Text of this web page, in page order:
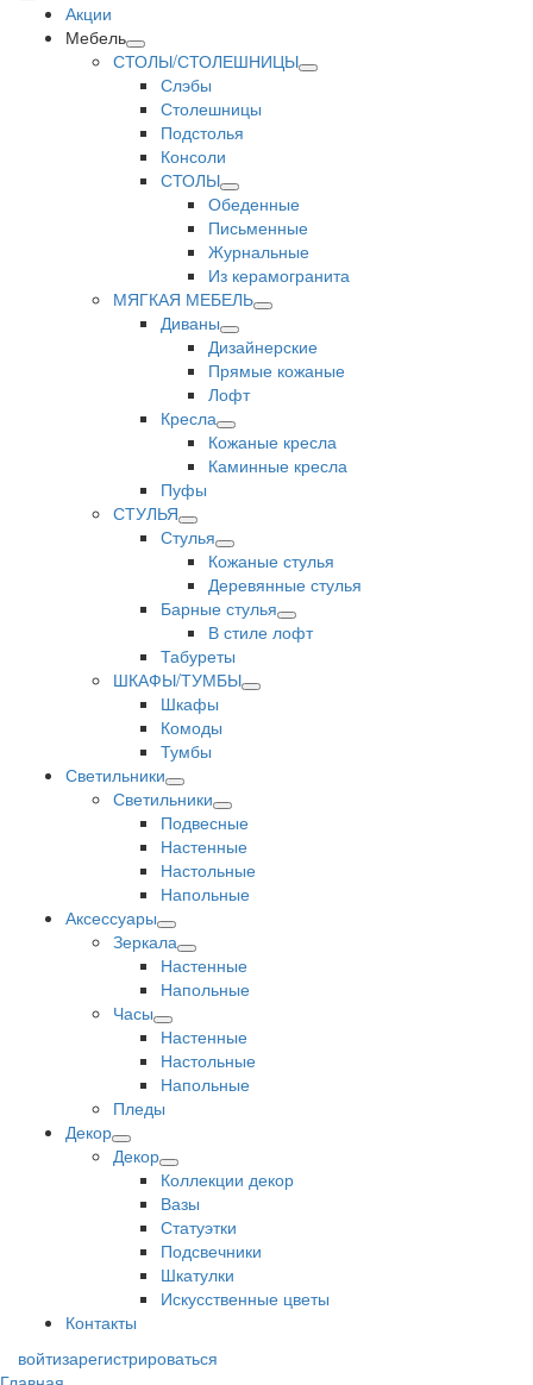
Акции
Мебель
СТОЛЫ/СТОЛЕШНИЦЫ
Слэбы
Столешницы
Подстолья
Консоли
СТОЛЫ
Обеденные
Письменные
Журнальные
Из керамогранита
МЯГКАЯ МЕБЕЛЬ
Диваны
Дизайнерские
Прямые кожаные
Лофт
Кресла
Кожаные кресла
Каминные кресла
Пуфы
СТУЛЬЯ
Стулья
Кожаные стулья
Деревянные стулья
Барные стулья
В стиле лофт
Табуреты
ШКАФЫ/ТУМБЫ
Шкафы
Комоды
Тумбы
Светильники
Светильники
Подвесные
Настенные
Настольные
Напольные
Аксессуары
Зеркала
Настенные
Напольные
Часы
Настенные
Настольные
Напольные
Пледы
Декор
Декор
Коллекции декор
Вазы
Статуэтки
Подсвечники
Шкатулки
Искусственные цветы
Контакты
войтизарегистрироваться